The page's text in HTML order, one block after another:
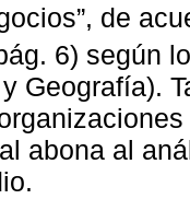
de
6) según
Geografía).
abona al